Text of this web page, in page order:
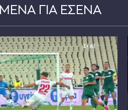
ΓΙΑ ΕΣΕΝΑ